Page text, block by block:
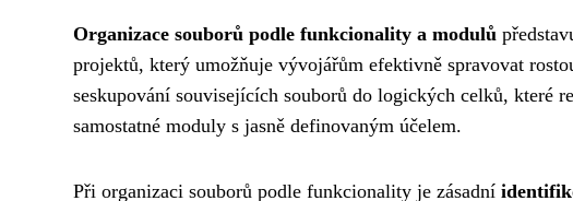
Organizace souborů podle funkcionality a modulů
projektů, který umožňuje vývojářům efektivně spravovat
seskupování souvisejících souborů do logických celků, které
samostatné moduly s jasně definovaným účelem.
Při organizaci souborů podle funkcionality je zásadní